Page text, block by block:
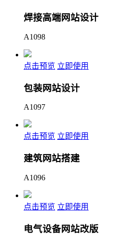
焊接高端网站设计
A1098
点击预览 立即使用
包装网站设计
A1097
点击预览 立即使用
建筑网站搭建
A1096
点击预览 立即使用
电气设备网站改版